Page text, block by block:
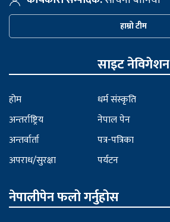
हाम्रो टीम
साइट नेविगेशन
होम
अन्तर्राष्ट्रिय
अन्तर्वार्ता
अपराध/सुरक्षा
धर्म संस्कृति
नेपाल पेन
पत्र-पत्रिका
पर्यटन
नेपालीपेन फलो गर्नुहोस